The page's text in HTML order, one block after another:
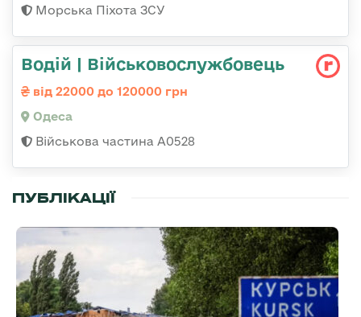
Морська Піхота ЗСУ
Водій | Військовослужбовець
від 22000 до 120000 грн
Одеса
Військова частина А0528
ПУБЛІКАЦІЇ